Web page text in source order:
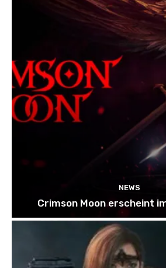
NEWS
Crimson Moon erscheint